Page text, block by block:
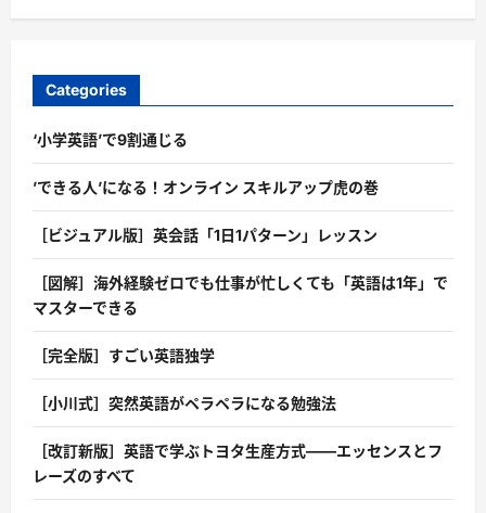
Categories
‘小学英語’で9割通じる
’できる人’になる！オンライン スキルアップ虎の巻
［ビジュアル版］英会話「1日1パターン」レッスン
［図解］海外経験ゼロでも仕事が忙しくても「英語は1年」で
マスターできる
［完全版］すごい英語独学
［小川式］突然英語がペラペラになる勉強法
［改訂新版］英語で学ぶトヨタ生産方式――エッセンスとフ
レーズのすべて